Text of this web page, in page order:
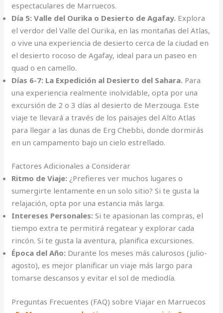
espectaculares de Marruecos.
Día 5: Valle del Ourika o Desierto de Agafay. Explora
el verdor del Valle del Ourika, en las montañas del Atlas,
o vive una experiencia de desierto cerca de la ciudad en
el desierto rocoso de Agafay, ideal para un paseo en
quad o en camello.
Días 6-7: La Expedición al Desierto del Sahara. Para
una experiencia realmente inolvidable, opta por una
excursión de 2 o 3 días al desierto de Merzouga. Este
viaje te llevará a través de los paisajes del Alto Atlas
para llegar a las dunas de Erg Chebbi, donde dormirás
en un campamento bajo un cielo estrellado.
Factores Adicionales a Considerar
Ritmo de Viaje: ¿Prefieres ver muchos lugares o
sumergirte lentamente en un solo sitio? Si te gusta la
relajación, opta por una estancia más larga.
Intereses Personales: Si te apasionan las compras, el
tiempo extra te permitirá regatear y explorar cada
rincón. Si te gusta la aventura, planifica excursiones.
Época del Año: Durante los meses más calurosos (julio-
agosto), es mejor planificar un viaje más largo para
tomarse descansos y evitar el sol de mediodía.
Preguntas Frecuentes (FAQ) sobre Viajar en Marruecos